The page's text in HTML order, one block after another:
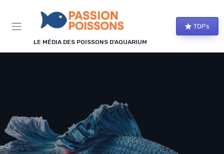
LE MÉDIA DES POISSONS D'AQUARIUM
TOPs